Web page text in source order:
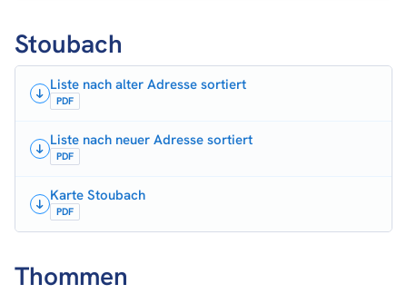
Stoubach
Liste nach alter Adresse sortiert
PDF
Liste nach neuer Adresse sortiert
PDF
Karte Stoubach
PDF
Thommen